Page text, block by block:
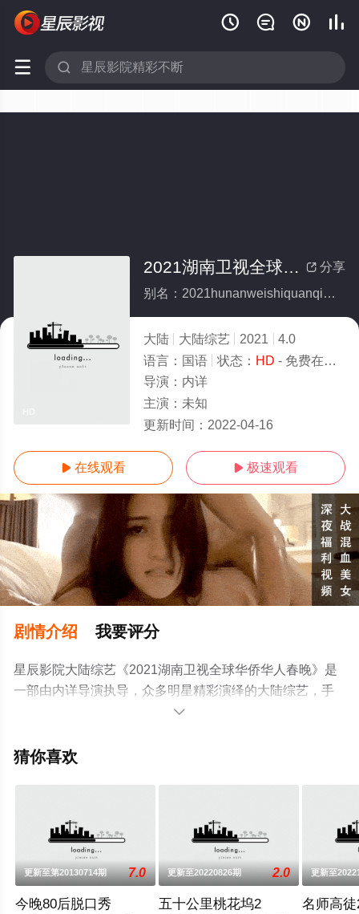
   
 
 分享
2021湖南卫视全球华侨华人春晚
别名：2021hunanweishiquanqiuhuaqiaohuarenchunwan
大陆 大陆综艺 2021
4.0
语言： 国语 状态： HD - 免费在线观看
导演： 内详
主演： 未知
更新时间： 2022-04-16
 在线观看  极速观看
剧情介绍 我要评分
星辰影院大陆综艺《2021湖南卫视全球华侨华人春晚》是
一部由内详导演执导，众多明星精彩演绎的大陆综艺，手
机免费观看高清无删减完整版综艺节目就来星辰影视，更
解。

猜你喜欢
更新至第20130714期 7.0
今晚80后脱口秀
更新至20220826期 2.0
五十公里桃花坞2
更新至
名师高徒